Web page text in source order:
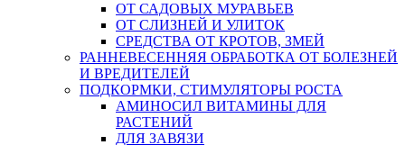
ОТ САДОВЫХ МУРАВЬЕВ
ОТ СЛИЗНЕЙ И УЛИТОК
СРЕДСТВА ОТ КРОТОВ, ЗМЕЙ
РАННЕВЕСЕННЯЯ ОБРАБОТКА ОТ БОЛЕЗНЕЙ
И ВРЕДИТЕЛЕЙ
ПОДКОРМКИ, СТИМУЛЯТОРЫ РОСТА
АМИНОСИЛ ВИТАМИНЫ ДЛЯ
РАСТЕНИЙ
ДЛЯ ЗАВЯЗИ